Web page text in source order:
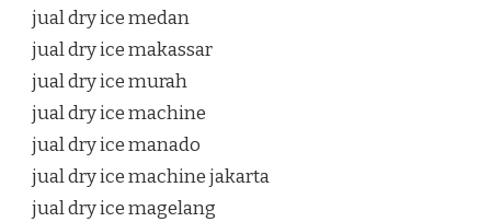
jual dry ice medan
jual dry ice makassar
jual dry ice murah
jual dry ice machine
jual dry ice manado
jual dry ice machine jakarta
jual dry ice magelang